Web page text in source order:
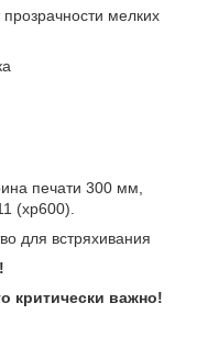
мелких
печати 300 мм,
(xp600).
для встряхивания
критически важно!